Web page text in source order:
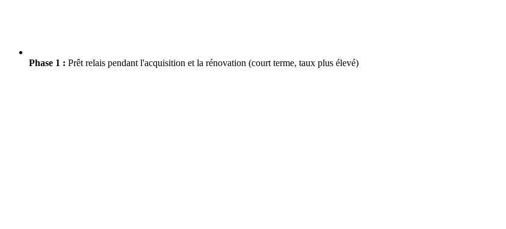
Phase 1 : Prêt relais pendant l'acquisition et la rénovation (court terme, taux plus élevé)